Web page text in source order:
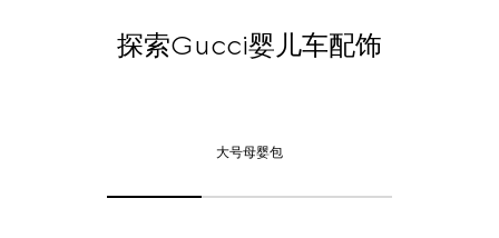
探索Gucci婴儿车配饰
母
大号母婴包